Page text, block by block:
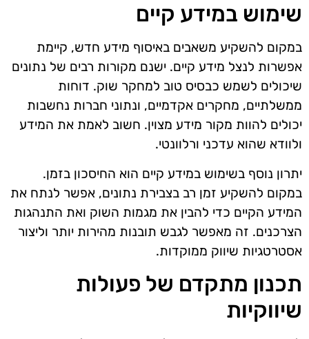
שימוש במידע קיים
במקום להשקיע משאבים באיסוף מידע חדש, קיימת
אפשרות לנצל מידע קיים. ישנם מקורות רבים של נתונים
שיכולים לשמש כבסיס טוב למחקר שוק. דוחות
ממשלתיים, מחקרים אקדמיים, ונתוני חברות נחשבות
יכולים להוות מקור מידע מצוין. חשוב לאמת את המידע
ולוודא שהוא עדכני ורלוונטי.
יתרון נוסף בשימוש במידע קיים הוא החיסכון בזמן.
במקום להשקיע זמן רב בצבירת נתונים, אפשר לנתח את
המידע הקיים כדי להבין את מגמות השוק ואת התנהגות
הצרכנים. זה מאפשר לגבש תובנות מהירות יותר וליצור
אסטרטגיות שיווק ממוקדות.
תכנון מתקדם של פעולות
שיווקיות